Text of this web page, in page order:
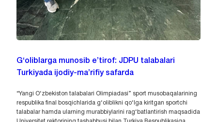
G‘oliblarga munosib e’tirof: JDPU talabalari
Turkiyada ijodiy-ma’rifiy safarda
“Yangi O‘zbekiston talabalari Olimpiadasi” sport musobaqalarining
respublika final bosqichlarida g‘oliblikni qo‘lga kiritgan sportchi
talabalar hamda ularning murabbiylarini rag‘batlantirish maqsadida